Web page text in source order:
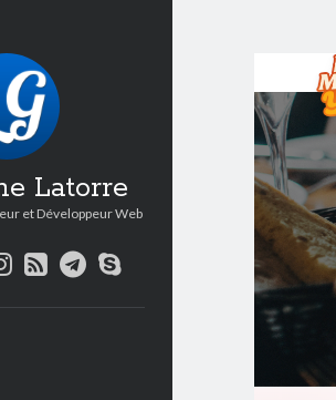
Latorre
et Développeur Web
instagram
rsstelegram
skype